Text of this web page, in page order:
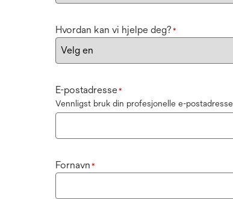
Hvordan kan vi hjelpe deg? *
E-postadresse*
Vennligst bruk din profesjonelle e-postadresse
Fornavn *